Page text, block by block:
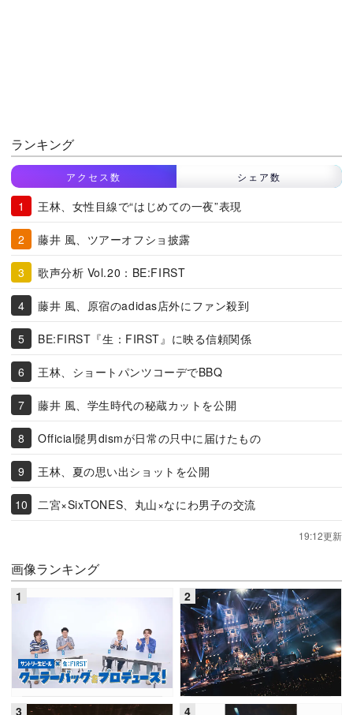
ランキング
アクセス数 シェア数
王林、女性目線で“はじめての一夜”表現
藤井 風、ツアーオフショ披露
歌声分析 Vol.20：BE:FIRST
藤井 風、原宿のadidas店外にファン殺到
BE:FIRST『生：FIRST』に映る信頼関係
王林、ショートパンツコーデでBBQ
藤井 風、学生時代の秘蔵カットを公開
Official髭男dismが日常の只中に届けたもの
王林、夏の思い出ショットを公開
二宮×SixTONES、丸山×なにわ男子の交流
19:12更新
画像ランキング